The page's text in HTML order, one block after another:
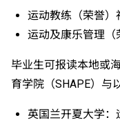
语文）取得第二
入学条件中的五
元二成绩，于申
以前入读的学生
修毕职专国际文凭
运动教练（荣誉）
运动及康乐管理（
毕业生可报读本地或
育学院（SHAPE）与
英国兰开夏大学